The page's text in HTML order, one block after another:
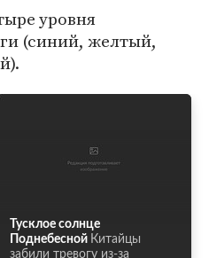
уровня
(синий, желтый,
Тусклое солнце
Поднебесной Китайцы
забили тревогу из-за